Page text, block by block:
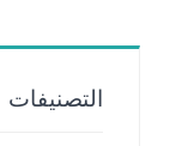
التصنيفات